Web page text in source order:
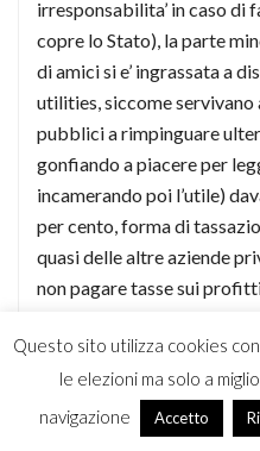
irresponsabilita’ in caso di
copre lo Stato), la parte
di amici si e’ ingrassata a
utilities, siccome
pubblici a rimpinguare
gonfiando a piacere per
incamerando poi l’utile)
per cento, forma di
quasi delle altre aziende
non pagare tasse sui
Sono stati privatizzati i
perdite, come del resto
terribile e tragico questa
scala forse ancora
Questo sito utilizza cookies
le elezioni ma solo a
navigazione
Accetto